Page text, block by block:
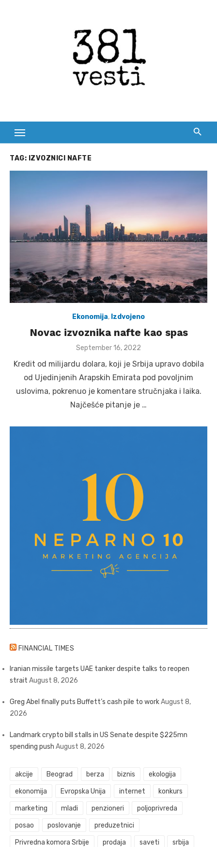
TAG: IZVOZNICI NAFTE
Ekonomija, Izdvojeno
Novac izvoznika nafte kao spas
Posted
September 16, 2022
Kredit od milijardu dolara, koji je Srbija upravo dobila
od Ujedinjenih Arapskih Emirata pod povoljnim
uslovima, pokrenuo je komentare stručnjaka i laika.
Najčešće pitanje je …
FINANCIAL TIMES
Iranian missile targets UAE tanker despite talks to reopen
strait August 8, 2026
Greg Abel finally puts Buffett’s cash pile to workAugust 8,
2026
Landmark crypto bill stalls in US Senate despite $225mn
spending push August 8, 2026
akcije Beograd berza biznis ekologija
ekonomija Evropska Unija internet konkurs
marketing mladi penzioneri poljoprivreda
posao poslovanje preduzetnici
Privredna komora Srbije prodaja saveti srbija